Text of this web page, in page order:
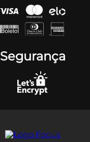
Segurança